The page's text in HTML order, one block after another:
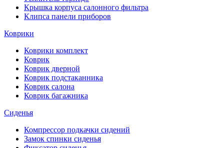
Крышка корпуса салонного фильтра
Клипса панели приборов
Коврики
Коврики комплект
Коврик
Коврик дверной
Коврик подстаканника
Коврик салона
Коврик багажника
Сиденья
Компрессор подкачки сидений
Замок спинки сиденья